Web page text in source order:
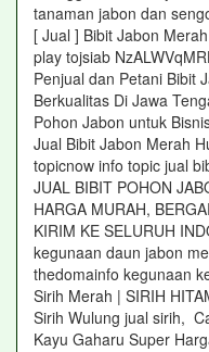
tanaman jabon dan
[ Jual ] Bibit Jabon
play tojsiab
Penjual dan Petani Bibit
Berkualitas Di Jawa
Pohon Jabon untuk
Jual Bibit Jabon Merah
topicnow info topic jual
JUAL BIBIT POHON
HARGA MURAH,
KIRIM KE SELURUH
kegunaan daun jabon
thedomainfo kegunaan
Sirih Merah | SIRIH
Sirih Wulung jual sirih,
Kayu Gaharu Super